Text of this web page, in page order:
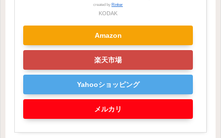
created by Rinker
KODAK
Amazon
楽天市場
Yahooショッピング
メルカリ